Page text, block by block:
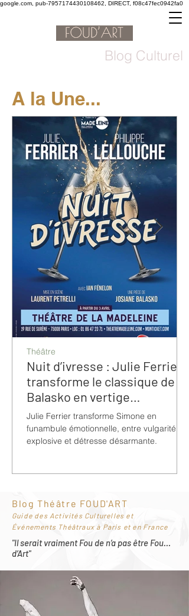
google.com, pub-7957174430108462, DIRECT, f08c47fec0942fa0
Blog Culturel
A la Une...
Nuit d’ivresse : Julie Ferrier
transforme le classique de
Balasko en vertige
bouleversant
Julie Ferrier transforme Simone en
funambule émotionnelle, entre vulgarité
explosive et détresse désarmante.
Théâtre
Blog Théâtre FOUD'ART
Guide des Activités Culturelles et
Événements Théâtraux à Paris et en France
"Il serait vraiment Fou de n’a pas être Fou…
d’Art"